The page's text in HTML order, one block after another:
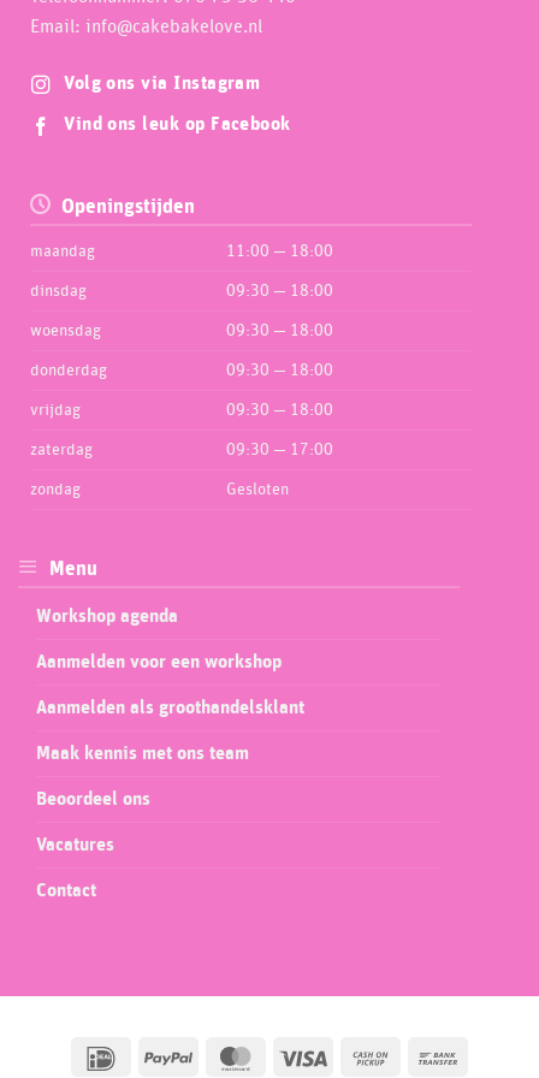
Email: info@cakebakelove.nl
Volg ons via Instagram
Vind ons leuk op Facebook
Openingstijden
maandag 11:00 — 18:00
dinsdag 09:30 — 18:00
woensdag 09:30 — 18:00
donderdag 09:30 — 18:00
vrijdag 09:30 — 18:00
zaterdag 09:30 — 17:00
zondag Gesloten
Menu
Workshop agenda
Aanmelden voor een workshop
Aanmelden als groothandelsklant
Maak kennis met ons team
Beoordeel ons
Vacatures
Contact
IDeal PayPal MasterCardVisa
Cash